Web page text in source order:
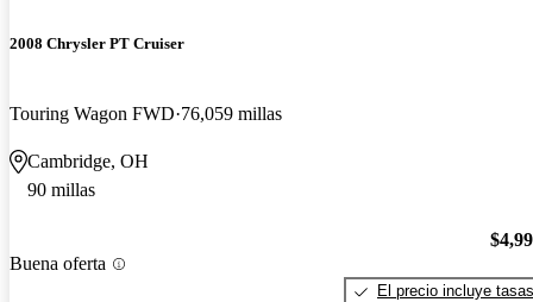
2008 Chrysler PT Cruiser
Touring Wagon FWD 76,059 millas
Cambridge, OH
90 millas
Buena oferta
El precio incluye tasas